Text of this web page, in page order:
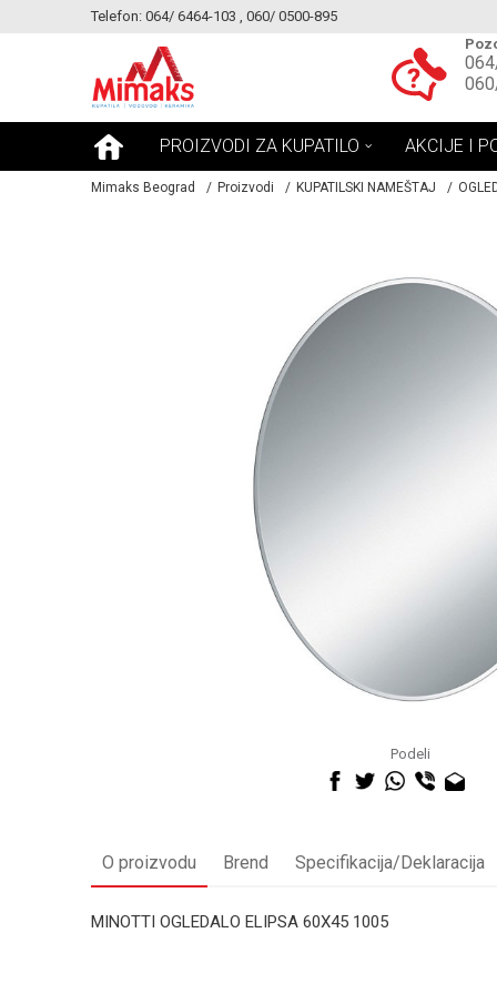
Telefon: 064/ 6464-103 , 060/ 0500-895
MOGUCNOST MONTAŽE PROIZVODA
PROIZVODI ZA KUPATILO AKCIJE I
Mimaks Beograd Proizvodi KUPATILSKI NAMEŠTAJ
Podeli
O proizvodu Brend Specifikacija/Deklaracija
MINOTTI OGLEDALO ELIPSA 60X45 1005